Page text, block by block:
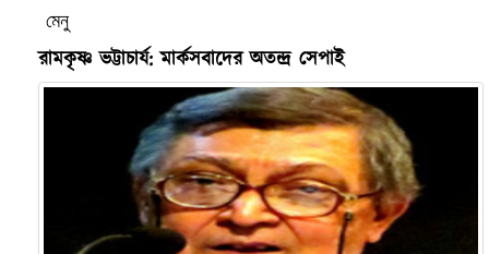
মেনু
রামকৃষ্ণ ভট্টাচার্য: মার্কসবাদের অতন্দ্র সেপাই